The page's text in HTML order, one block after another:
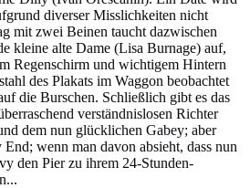
diverser Misslichkeiten nicht
mit zwei Beinen taucht dazwischen
kleine alte Dame (Lisa Burnage) auf,
Regenschirm und wichtigem Hintern
des Plakats im Waggon beobachtet
die Burschen. Schließlich gibt es das
verständnislosen Richter
dem nun glücklichen Gabey; aber
wenn man davon absieht, dass nun
den Pier zu ihrem 24-Stunden-